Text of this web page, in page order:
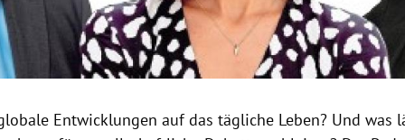
Entwicklungen auf das tägliche Leben? Und was